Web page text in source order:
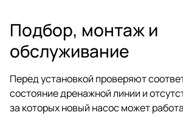
Подбор, монтаж и
обслуживание
Перед установкой проверяют
состояние дренажной линии и
за которых новый насос может